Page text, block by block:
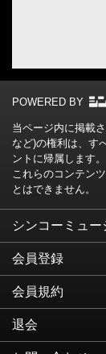
POWERED BY
当ページ内に掲載
など)の権利は、す
ントに帰属します。
これらのコンテン
とはできません。
シンコーミュー
会員登録
会員規約
退会